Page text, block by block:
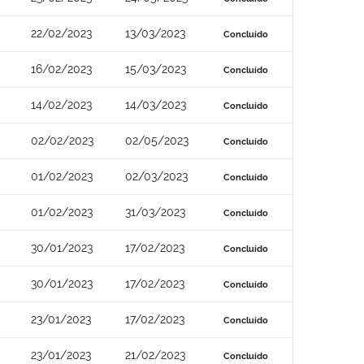
22/02/2023 13/03/2023 Concluído
16/02/2023 15/03/2023 Concluído
14/02/2023 14/03/2023 Concluído
02/02/2023 02/05/2023 Concluído
01/02/2023 02/03/2023 Concluído
01/02/2023 31/03/2023 Concluído
30/01/2023 17/02/2023 Concluído
30/01/2023 17/02/2023 Concluído
23/01/2023 17/02/2023 Concluído
23/01/2023 21/02/2023 Concluído